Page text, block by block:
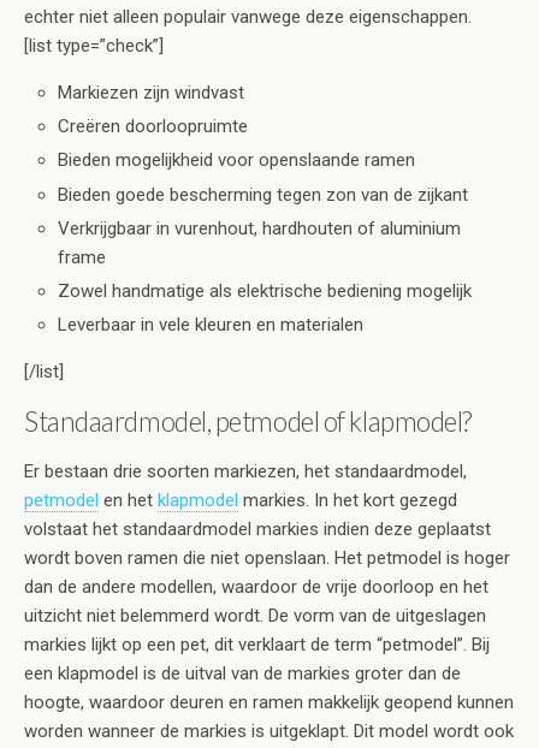
echter niet alleen populair vanwege deze eigenschappen.
[list type=”check”]
Markiezen zijn windvast
Creëren doorloopruimte
Bieden mogelijkheid voor openslaande ramen
Bieden goede bescherming tegen zon van de zijkant
Verkrijgbaar in vurenhout, hardhouten of aluminium
frame
Zowel handmatige als elektrische bediening mogelijk
Leverbaar in vele kleuren en materialen
[/list]
Standaardmodel, petmodel of klapmodel?
Er bestaan drie soorten markiezen, het standaardmodel,
petmodel en het klapmodel markies. In het kort gezegd
volstaat het standaardmodel markies indien deze geplaatst
wordt boven ramen die niet openslaan. Het petmodel is hoger
dan de andere modellen, waardoor de vrije doorloop en het
uitzicht niet belemmerd wordt. De vorm van de uitgeslagen
markies lijkt op een pet, dit verklaart de term “petmodel”. Bij
een klapmodel is de uitval van de markies groter dan de
hoogte, waardoor deuren en ramen makkelijk geopend kunnen
worden wanneer de markies is uitgeklapt. Dit model wordt ook